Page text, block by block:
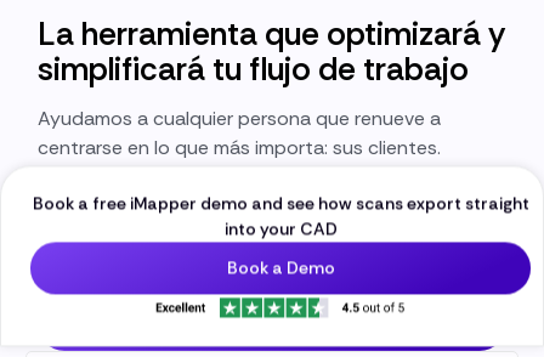
Book a free iMapper demo and see how scans export straight
into your CAD
Book a Demo
La herramienta que optimizará y
simplificará tu flujo de trabajo
Ayudamos a cualquier persona que renueve a
centrarse en lo que más importa: sus clientes.
botón de encendido y continúe hablando del
proyecto con su cliente. En menos de tres minutos,
se medirá incluso la habitación más desordenada.
Reserve una demostración